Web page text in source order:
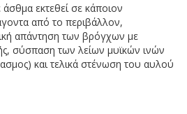
εκτεθεί σε κάποιον
από το περιβάλλον,
απάντηση των βρόγχων με
σύσπαση των λείων μυϊκών ινών
και τελικά στένωση του αυλού